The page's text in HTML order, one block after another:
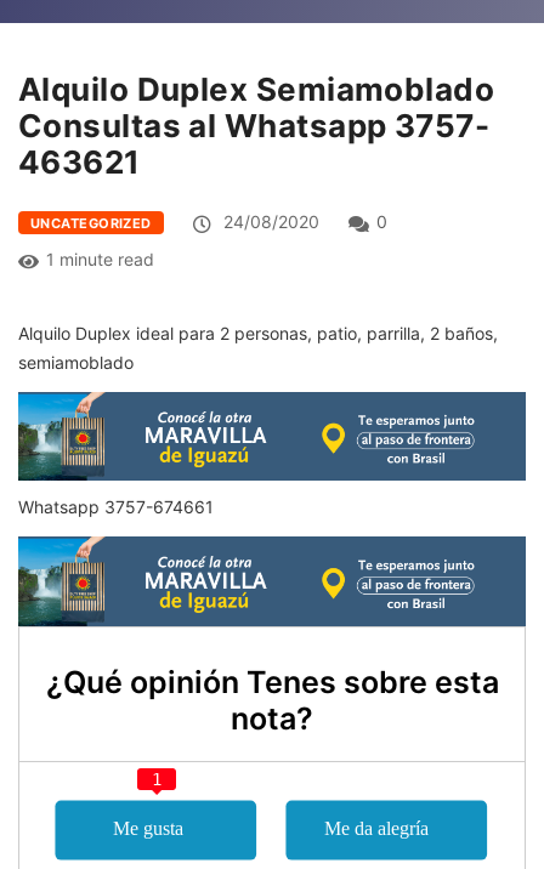
Alquilo Duplex Semiamoblado
Consultas al Whatsapp 3757-
463621
UNCATEGORIZED 24/08/2020
0
1 minute read
Alquilo Duplex ideal para 2 personas, patio, parrilla, 2 baños,
semiamoblado
Whatsapp 3757-674661
¿Qué opinión Tenes sobre esta
nota?
1